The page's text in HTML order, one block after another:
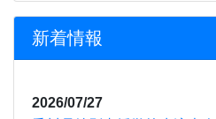
新着情報
2026/07/27